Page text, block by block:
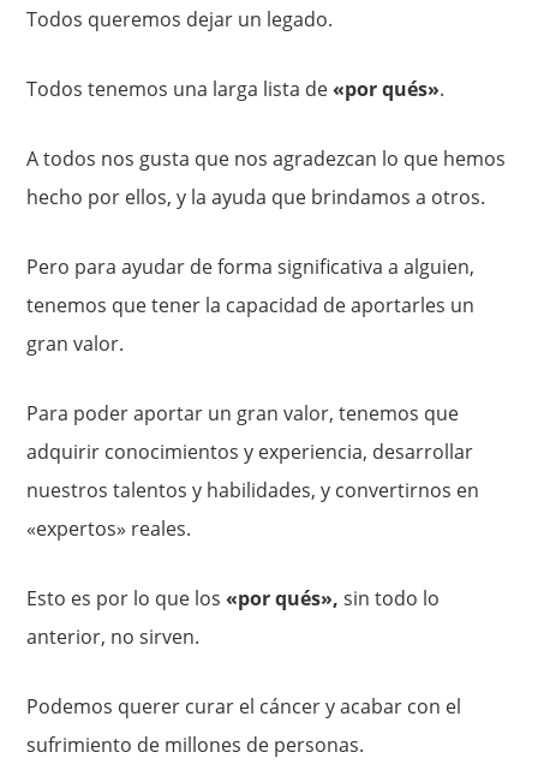
Todos queremos dejar un legado.
Todos tenemos una larga lista de«por qués».
A todos nos gusta que nos agradezcan lo que hemos
hecho por ellos, y la ayuda que brindamos a otros.
Pero para ayudar de forma significativa a alguien,
tenemos que tener la capacidad de aportarles un
gran valor.
Para poder aportar un gran valor, tenemos que
adquirir conocimientos y experiencia, desarrollar
nuestros talentos y habilidades, y convertirnos en
«expertos» reales.
Esto es por lo que los«por qués», sin todo lo
anterior, no sirven.
Podemos querer curar el cáncer y acabar con el
sufrimiento de millones de personas.